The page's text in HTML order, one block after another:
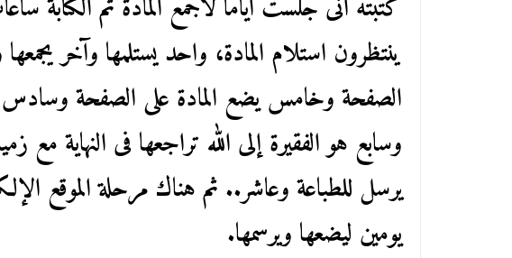
كتبته أنى جلست أياماً لأجمع المادة ثم الكتابة
ينتظرون استلام المادة، واحد يستلمها وآخر
الصفحة وخامس يضع المادة على الصفحة وسادس
وسابع هو الفقيرة إلى الله تراجعها فى النهاية مع
يرسل للطباعة وعاشر.. ثم هناك مرحلة الموقع
يومين ليضعها ويرسمها.